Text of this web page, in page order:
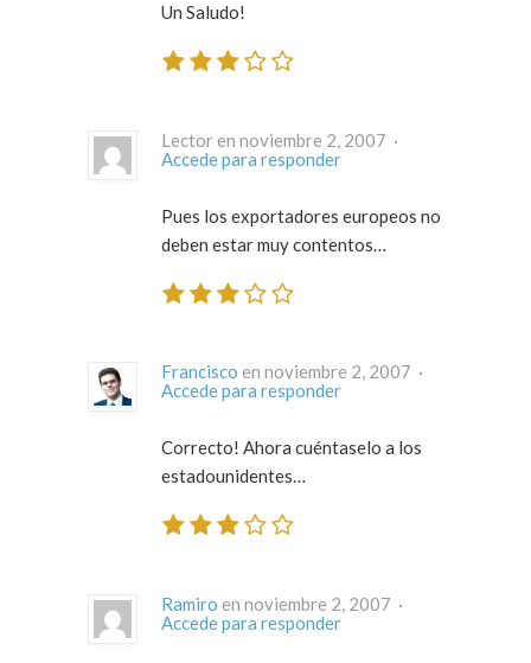
Un Saludo!
Lector en noviembre 2, 2007 ·
Accede para responder
Pues los exportadores europeos no
deben estar muy contentos…
Francisco
en noviembre 2, 2007 ·
Accede para responder
Correcto! Ahora cuéntaselo a los
estadounidentes…
Ramiro
en noviembre 2, 2007 ·
Accede para responder